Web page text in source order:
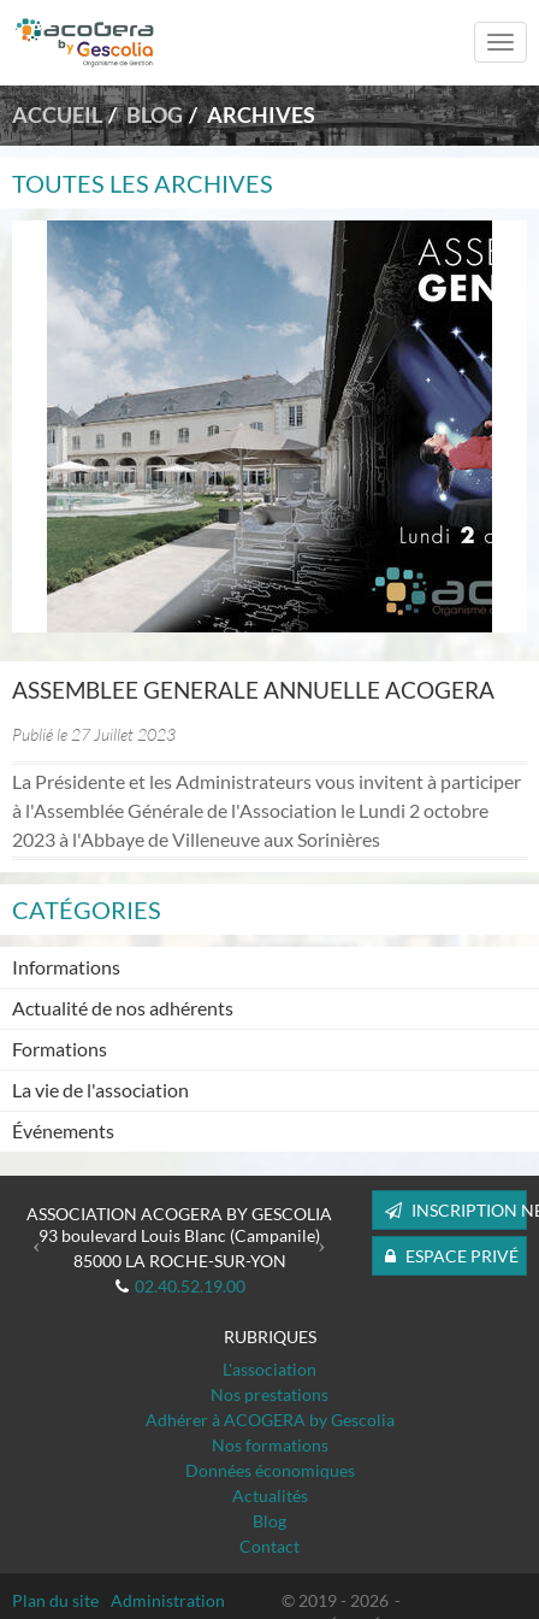
ACCUEIL BLOG ARCHIVES
TOUTES LES ARCHIVES
ASSEMBLEE GENERALE ANNUELLE ACOGERA
Publié le 27 Juillet 2023
La Présidente et les Administrateurs vous invitent à participer
à l'Assemblée Générale de l'Association le Lundi 2 octobre
2023 à l'Abbaye de Villeneuve aux Sorinières
CATÉGORIES
Informations
Actualité de nos adhérents
Formations
La vie de l'association
Événements
ASSOCIATION ACOGERA BY GESCOLIA
93 boulevard Louis Blanc (Campanile)
85000 LA ROCHE-SUR-YON
02.40.52.19.00
Previous Next INSCRIPTION
ESPACE PRIVÉ
RUBRIQUES
L'association
Nos prestations
Adhérer à ACOGERA by Gescolia
Nos formations
Données économiques
Actualités
Blog
Contact
Plan du site Administration
© 2019 - 2026